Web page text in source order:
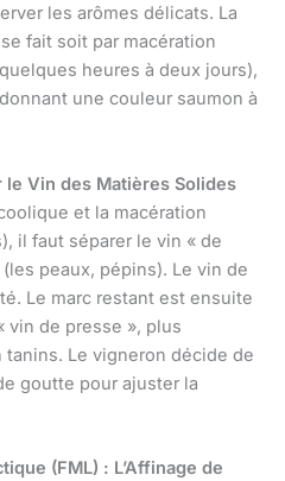
les arômes délicats. La
se fait soit par macération
heures à deux jours),
une couleur saumon à
Vin des Matières Solides
et la macération
il faut séparer le vin « de
peaux, pépins). Le vin de
Le marc restant est ensuite
vin de presse », plus
Le vigneron décide de
goutte pour ajuster la
(FML) : L’Affinage de